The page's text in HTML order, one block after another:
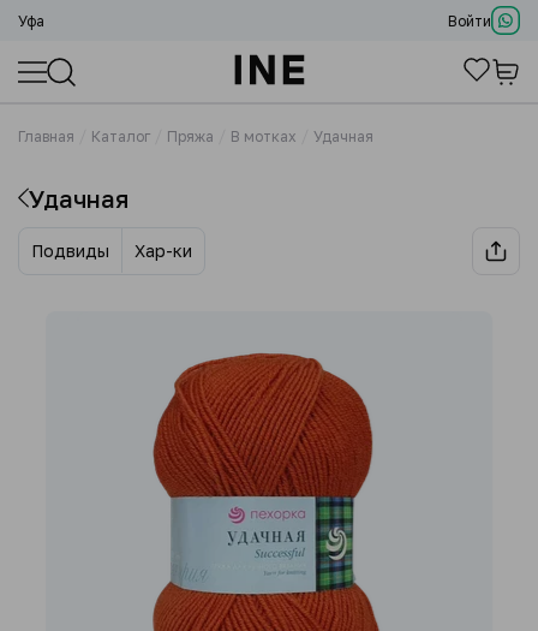
Уфа Войти
Главная Каталог Пряжа В мотках Удачная
Удачная
Подвиды Хар-ки